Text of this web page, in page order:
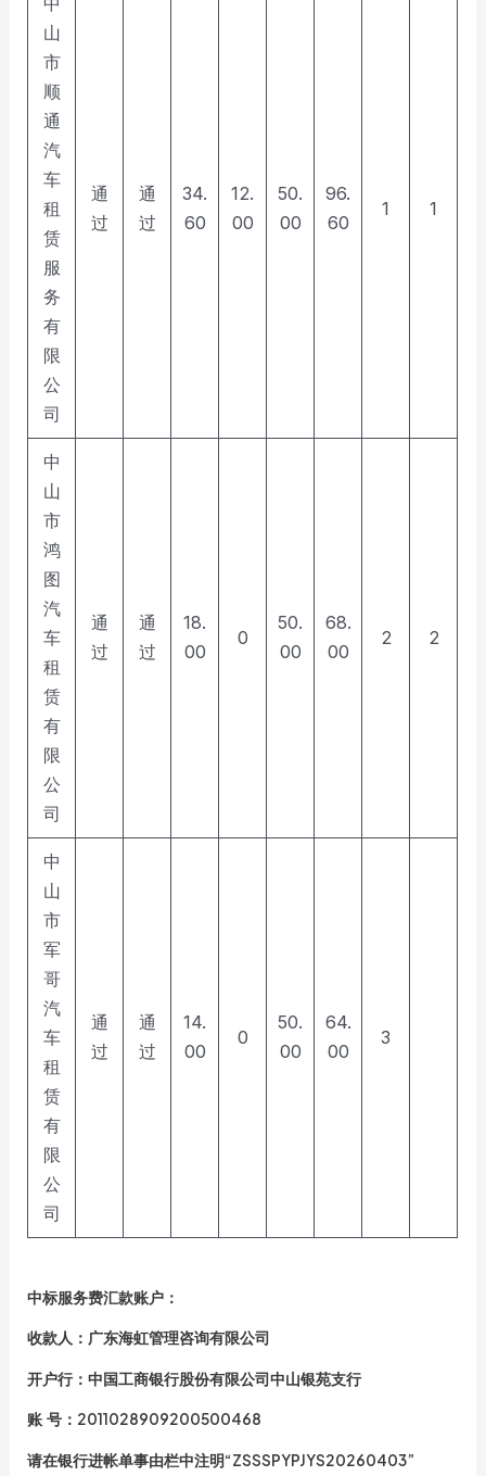
山
市
顺
通
汽
车
租
赁
服
务
有
限
公
司
通
过
通
过
34.
60
12.
00
50.
00
96.
60
1 1
中
山
市
鸿
图
汽
车
租
赁
有
限
公
司
通
过
通
过
18.
00
0
50.
00
68.
00
2 2
中
山
市
军
哥
汽
车
租
赁
有
限
公
司
通
过
通
过
14.
00
0
50.
00
64.
00
3
中标服务费汇款账户：
收款人：广东海虹管理咨询有限公司
开户行：中国工商银行股份有限公司中山银苑支行
账 号：2011028909200500468
请在银行进帐单事由栏中注明“ZSSSPYPJYS20260403”